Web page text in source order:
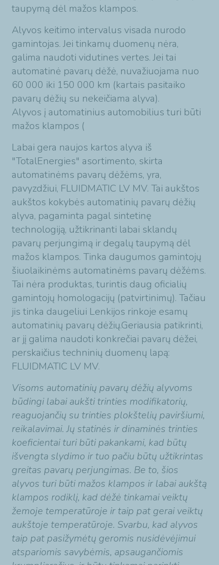
taupymą dėl mažos klampos.
Alyvos keitimo intervalus visada nurodo
gamintojas. Jei tinkamų duomenų nėra,
galima naudoti vidutines vertes. Jei tai
automatinė pavarų dėžė, nuvažiuojama nuo
60 000 iki 150 000 km (kartais pasitaiko
pavarų dėžių su nekeičiama alyva).
Alyvos į automatinius automobilius turi būti
mažos klampos (
Labai gera naujos kartos alyva iš
"TotalEnergies" asortimento, skirta
automatinėms pavarų dėžėms, yra,
pavyzdžiui, FLUIDMATIC LV MV. Tai aukštos
aukštos kokybės automatinių pavarų dėžių
alyva, pagaminta pagal sintetinę
technologiją, užtikrinanti labai sklandų
pavarų perjungimą ir degalų taupymą dėl
mažos klampos. Tinka daugumos gamintojų
šiuolaikinėms automatinėms pavarų dėžėms.
Tai nėra produktas, turintis daug oficialių
gamintojų homologacijų (patvirtinimų). Tačiau
jis tinka daugeliui Lenkijos rinkoje esamų
automatinių pavarų dėžių.Geriausia patikrinti,
ar jį galima naudoti konkrečiai pavarų dėžei,
perskaičius techninių duomenų lapą:
FLUIDMATIC LV MV.
Visoms automatinių pavarų dėžių alyvoms
būdingi labai aukšti trinties modifikatorių,
reaguojančių su trinties plokštelių paviršiumi,
reikalavimai. Jų statinės ir dinaminės trinties
koeficientai turi būti pakankami, kad būtų
išvengta slydimo ir tuo pačiu būtų užtikrintas
greitas pavarų perjungimas. Be to, šios
alyvos turi būti mažos klampos ir labai aukštą
klampos rodiklį, kad dėžė tinkamai veiktų
žemoje temperatūroje ir taip pat gerai veiktų
aukštoje temperatūroje. Svarbu, kad alyvos
taip pat pasižymėtų geromis nusidėvėjimui
atspariomis savybėmis, apsaugančiomis